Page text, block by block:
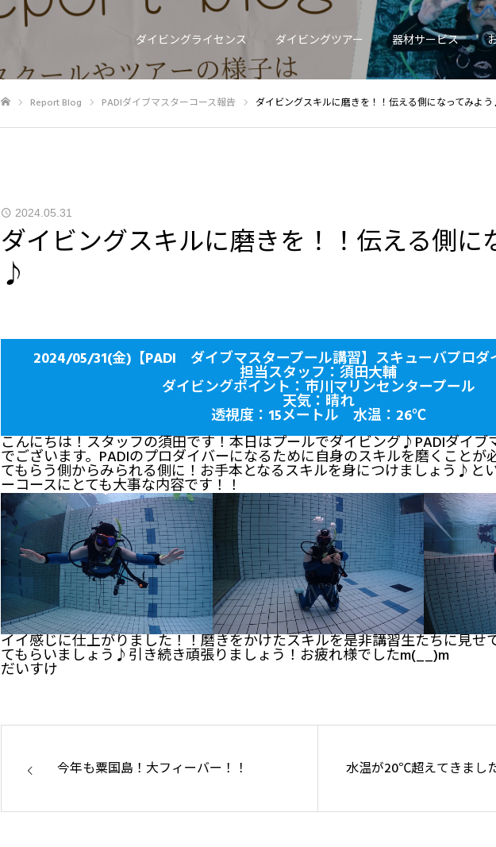
ダイビングライセンス ダイビングツアー 器材サービス
Report Blog PADIダイブマスターコース報告 ダイビングスキルに磨きを！！伝える側になってみよ
2024.05.31
ダイビングスキルに磨きを！！伝える側に
♪
2024/05/31(金)【PADI ダイブマスタープール講習】スキューバプロダ
担当スタッフ：須田大輔
ダイビングポイント：市川マリンセンタープール
天気：晴れ
透視度：15メートル 水温：26℃
こんにちは！スタッフの須田です！本日はプールでダイビング♪PADIダイブ
でございます。PADIのプロダイバーになるために自身のスキルを磨くことが
てもらう側からみられる側に！お手本となるスキルを身につけましょう♪と
ーコースにとても大事な内容です！！
イイ感じに仕上がりました！！磨きをかけたスキルを是非講習生たちに見せ
てもらいましょう♪引き続き頑張りましょう！お疲れ様でしたm(__)m
だいすけ
今年も粟国島！大フィーバー！！ 水温が20℃超えてきまし